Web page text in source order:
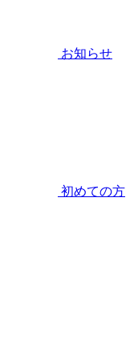
お知らせ
初めての方